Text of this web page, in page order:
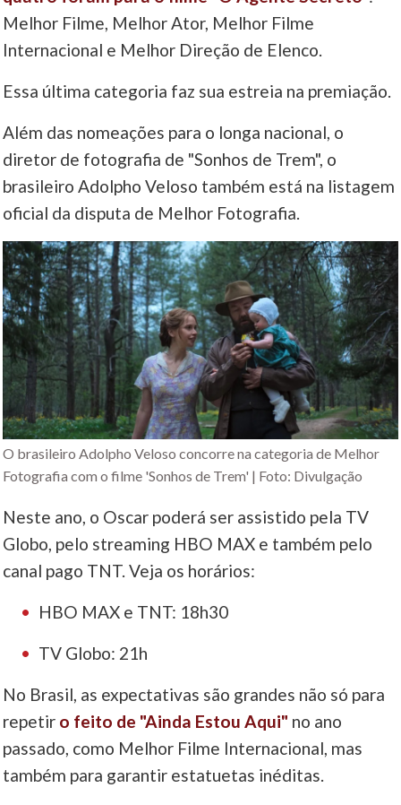
Melhor Filme, Melhor Ator, Melhor Filme
Internacional e Melhor Direção de Elenco.
Essa última categoria faz sua estreia na premiação.
Além das nomeações para o longa nacional, o
diretor de fotografia de "Sonhos de Trem", o
brasileiro Adolpho Veloso também está na listagem
oficial da disputa de Melhor Fotografia.
O brasileiro Adolpho Veloso concorre na categoria de Melhor
Fotografia com o filme 'Sonhos de Trem' | Foto: Divulgação
Neste ano, o Oscar poderá ser assistido pela TV
Globo, pelo streaming HBO MAX e também pelo
canal pago TNT. Veja os horários:
HBO MAX e TNT: 18h30
TV Globo: 21h
No Brasil, as expectativas são grandes não só para
repetir o feito de "Ainda Estou Aqui" no ano
passado, como Melhor Filme Internacional, mas
também para garantir estatuetas inéditas.